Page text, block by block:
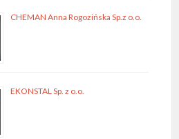
CHEMAN Anna Rogozińska Sp.z o.o.
EKONSTAL Sp. z o.o.